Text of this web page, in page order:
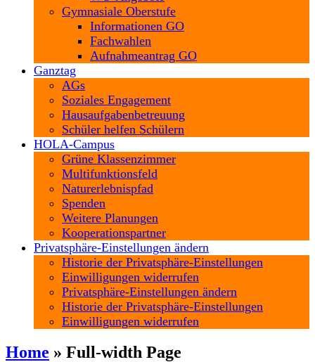
Gymnasiale Oberstufe
Informationen GO
Fachwahlen
Aufnahmeantrag GO
Ganztag
AGs
Soziales Engagement
Hausaufgabenbetreuung
Schüler helfen Schülern
HOLA-Campus
Grüne Klassenzimmer
Multifunktionsfeld
Naturerlebnispfad
Spenden
Weitere Planungen
Kooperationspartner
Privatsphäre-Einstellungen ändern
Historie der Privatsphäre-Einstellungen
Einwilligungen widerrufen
Privatsphäre-Einstellungen ändern
Historie der Privatsphäre-Einstellungen
Einwilligungen widerrufen
Home » Full-width Page